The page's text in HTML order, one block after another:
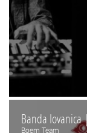
Banda Iovanica
Boem Team